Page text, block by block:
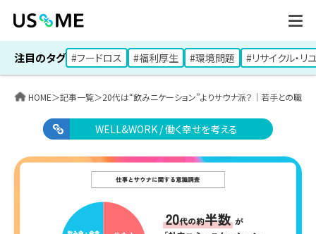
注目のタグ #フードロス #福利厚生 #環境問題 #リサイクル・リ
HOME＞記事一覧＞20代は“飲みニケーション”よりサウナ派？｜若手との職場
WELL&WORK / 働く幸せを考える